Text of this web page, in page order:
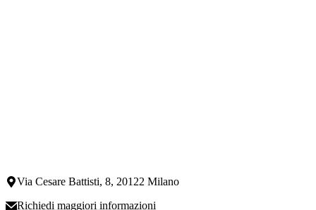
Via Cesare Battisti, 8, 20122 Milano
Richiedi maggiori informazioni